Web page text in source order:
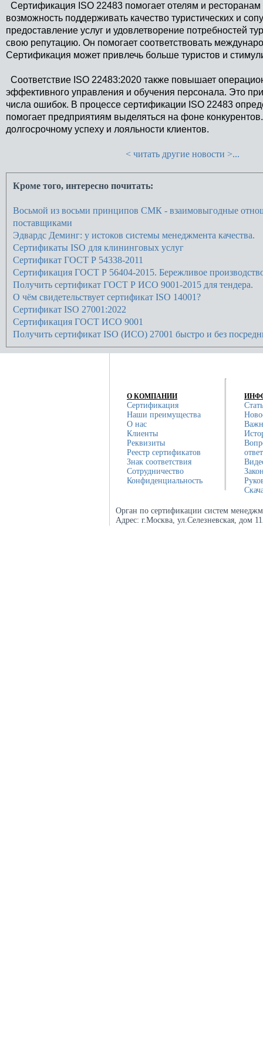
Сертификация ISO 22483 помогает отелям и
возможность поддерживать качество туристических и
предоставление услуг и удовлетворение потребностей
свою репутацию. Он помогает соответствовать
Сертификация может привлечь больше туристов и
Соответствие ISO 22483:2020 также повышает
эффективного управления и обучения персонала. Это
числа ошибок. В процессе сертификации ISO 22483
помогает предприятиям выделяться на фоне
долгосрочному успеху и лояльности клиентов.
< читать другие новости >...
Кроме того, интересно почитать:
Восьмой из восьми принципов СМК - взаимовыгодные
поставщиками
Эдвардс Деминг: у истоков системы менеджмента качества.
Сертификаты ISO для клининговых услуг
Сертификат ГОСТ Р 54338-2011
Сертификация ГОСТ Р 56404-2015. Бережливое
Получить сертификат ГОСТ Р ИСО 9001-2015 для тендера.
О чём свидетельствует сертификат ISO 14001?
Сертификат ISO 27001:2022
Сертификация ГОСТ ИСО 9001
Получить сертификат ISO (ИСО) 27001 быстро и без
О КОМПАНИИ
Сертификация
Наши преимущества
О нас
Клиенты
Реквизиты
Реестр сертификатов
Знак соответствия
Сотрудничество
Конфиденциальность
Орган по сертификации систем
Адрес: г.Москва, ул.Селезневская, дом